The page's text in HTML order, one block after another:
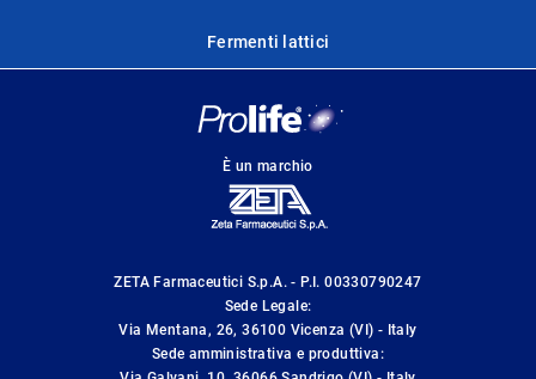
Fermenti lattici
È un marchio
ZETA Farmaceutici S.p.A. - P.I. 00330790247
Sede Legale:
Via Mentana, 26, 36100 Vicenza (VI) - Italy
Sede amministrativa e produttiva: